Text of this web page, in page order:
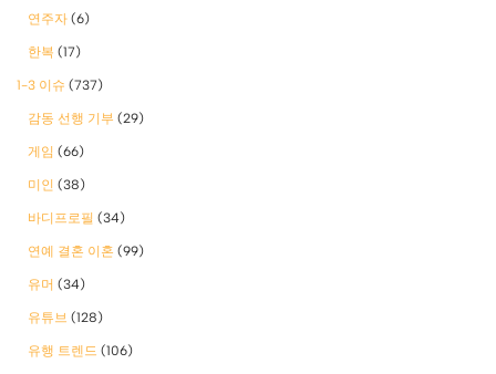
연주자 (6)
한복 (17)
1-3 이슈 (737)
감동 선행 기부 (29)
게임 (66)
미인 (38)
바디프로필 (34)
연예 결혼 이혼 (99)
유머 (34)
유튜브 (128)
유행 트렌드 (106)